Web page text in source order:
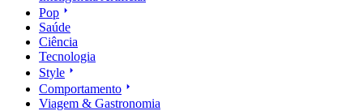
Pop
Saúde
Ciência
Tecnologia
Style
Comportamento
Viagem & Gastronomia